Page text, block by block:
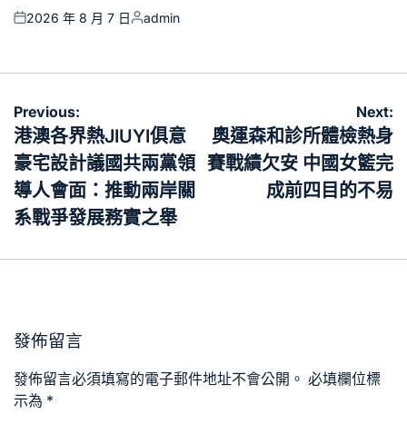
Posted
2026 年 8 月 7 日
Posted
admin
文
章
導
覽
Previous:
港澳各界熱JIUYI俱意
豪宅設計議國共兩黨領
導人會面：推動兩岸關
系戰爭發展務實之舉
Next:
奧運森和診所體檢熱身
賽戰績欠安 中國女籃完
成前四目的不易
發佈留言
發佈留言必須填寫的電子郵件地址不會公開。 必填欄位標
示為 *